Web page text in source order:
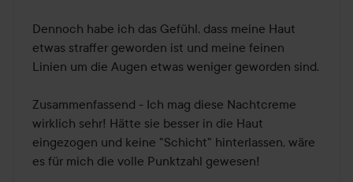
Dennoch habe ich das Gefühl, dass meine Haut
etwas straffer geworden ist und meine feinen
Linien um die Augen etwas weniger geworden sind.
Zusammenfassend - Ich mag diese Nachtcreme
wirklich sehr! Hätte sie besser in die Haut
eingezogen und keine "Schicht" hinterlassen, wäre
es für mich die volle Punktzahl gewesen!